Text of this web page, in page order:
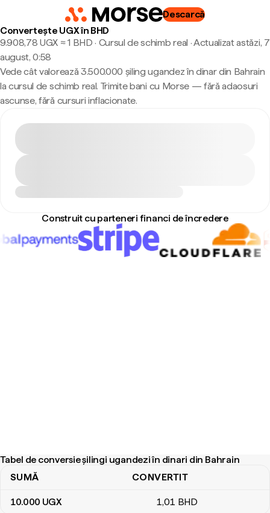
Descarcă
Convertește UGX în BHD
9.908,78 UGX ≈ 1 BHD · Cursul de schimb real ·Actualizat astăzi, 7
august, 0:58
Vede cât valorează 3.500.000 șiling ugandez în dinar din Bahrain
la cursul de schimb real. Trimite bani cu Morse — fără adaosuri
ascunse, fără cursuri inflacionate.
Construit cu parteneri financi de încredere
Tabel de conversie șilingi ugandezi în dinari din Bahrain
Tabel de conversie șilingi ugandezi în dinari din Bahrain
SUMĂ CONVERTIT
10.000 UGX 1,01 BHD